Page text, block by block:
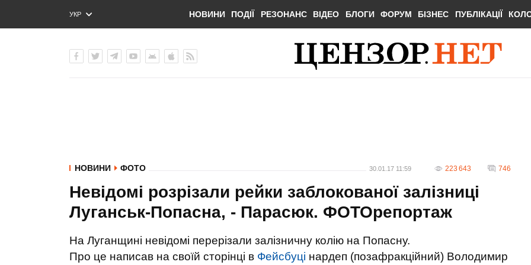
УКР
ENG
НОВИНИ ПОДІЇ РЕЗОНАНС ВІДЕО БЛОГИ ФОРУМ БІЗНЕС ПУБЛІКАЦІЇ
НОВИНИ ФОТО 30.01.17 11:59 223 643 746
Невідомі розрізали рейки заблокованої залізниці
Луганськ-Попасна, - Парасюк. ФОТОрепортаж
На Луганщині невідомі перерізали залізничну колію на Попасну.
Про це написав на своїй сторінці в Фейсбуці нардеп (позафракційний) Володимир